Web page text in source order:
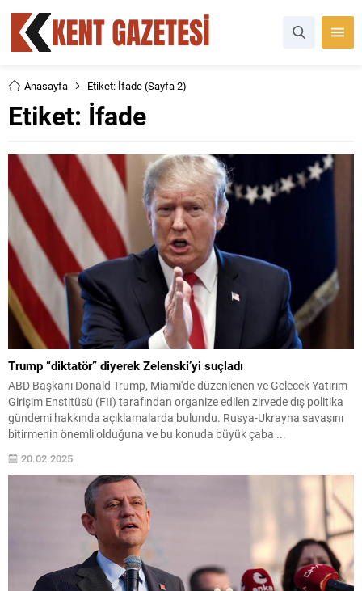
Anasayfa Etiket: İfade(Sayfa 2)
Etiket: İfade
Trump “diktatör” diyerek Zelenski’yi suçladı
ABD Başkanı Donald Trump, Miami'de düzenlenen ve Gelecek Yatırım
Girişim Enstitüsü (FII) tarafından organize edilen zirvede dış politika
gündemi hakkında açıklamalarda bulundu. Rusya-Ukrayna savaşını
bitirmenin önemli olduğuna ve bu konuda büyük çaba ...
20.02.2025